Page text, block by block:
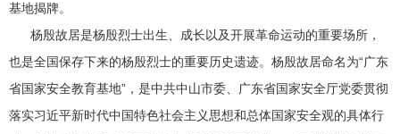
基地揭牌。
杨殷故居是杨殷烈士出生、成长以及开展革命运动的重要场所，
也是全国保存下来的杨殷烈士的重要历史遗迹。杨殷故居命名为“广东
省国家安全教育基地”，是中共中山市委、广东省国家安全厅党委贯彻
落实习近平新时代中国特色社会主义思想和总体国家安全观的具体行